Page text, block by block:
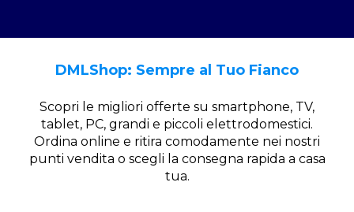
DMLShop: Sempre al Tuo Fianco
Scopri le migliori offerte su smartphone, TV,
tablet, PC, grandi e piccoli elettrodomestici.
Ordina online e ritira comodamente nei nostri
punti vendita o scegli la consegna rapida a casa
tua.